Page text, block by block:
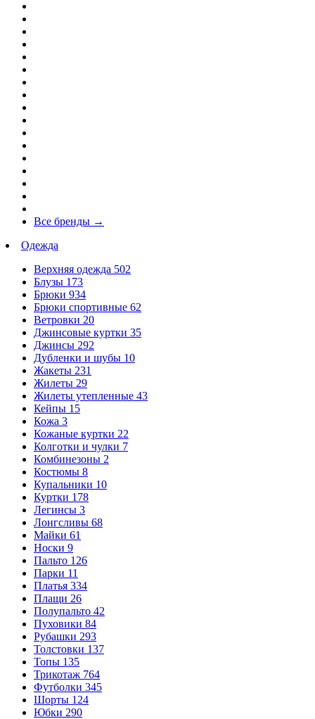
Все бренды →
Одежда
Верхняя одежда 502
Блузы 173
Брюки 934
Брюки спортивные 62
Ветровки 20
Джинсовые куртки 35
Джинсы 292
Дубленки и шубы 10
Жакеты 231
Жилеты 29
Жилеты утепленные 43
Кейпы 15
Кожа 3
Кожаные куртки 22
Колготки и чулки 7
Комбинезоны 2
Костюмы 8
Купальники 10
Куртки 178
Легинсы 3
Лонгсливы 68
Майки 61
Носки 9
Пальто 126
Парки 11
Платья 334
Плащи 26
Полупальто 42
Пуховики 84
Рубашки 293
Толстовки 137
Топы 135
Трикотаж 764
Футболки 345
Шорты 124
Юбки 290